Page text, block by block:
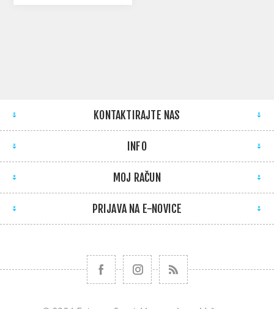
KONTAKTIRAJTE NAS
INFO
MOJ RAČUN
PRIJAVA NA E-NOVICE